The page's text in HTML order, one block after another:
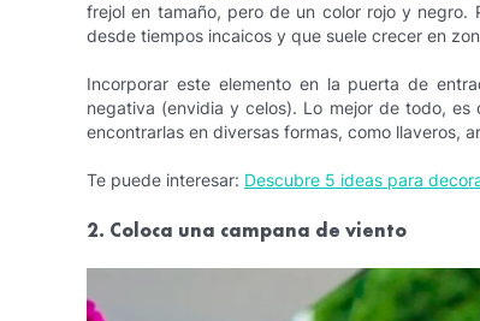
frejol en tamaño, pero de un color rojo y negro.
desde tiempos incaicos y que suele crecer en
Incorporar este elemento en la puerta de
negativa (envidia y celos). Lo mejor de todo,
encontrarlas en diversas formas, como llaveros,
Te puede interesar: Descubre 5 ideas para
2. Coloca una campana de viento